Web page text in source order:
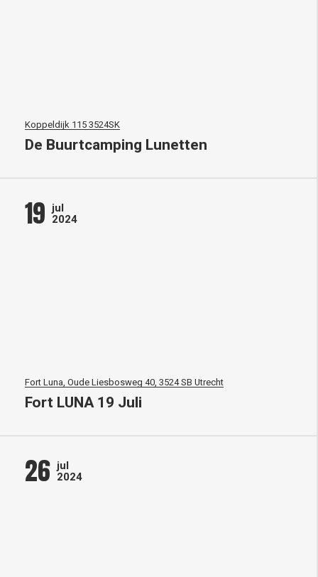
Koppeldijk 115 3524SK
De Buurtcamping Lunetten
19 jul
2024
Fort Luna, Oude Liesbosweg 40, 3524 SB Utrecht
Fort LUNA 19 Juli
26 jul
2024